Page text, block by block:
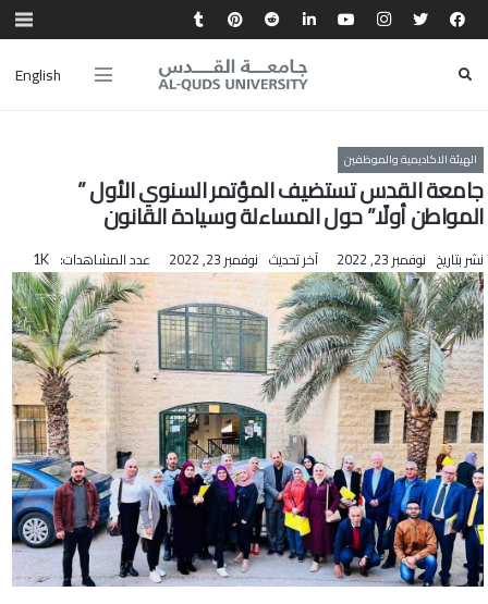
English
الهيئة الاكاديمية والموظفين
جامعة القدس تستضيف المؤتمر السنوي الأول ”
المواطن أولًا” حول المساءلة وسيادة القانون
نشر بتاريخ نوفمبر 23, 2022 آخر تحديث نوفمبر 23, 2022 عدد المشاهدات: 1K